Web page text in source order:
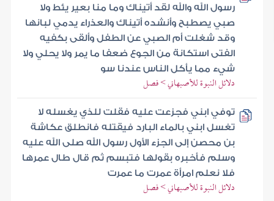
رسول الله والله لقد أتيناك وما منا بعير يئط ولا
صبي يصطبح وأنشده أتيناك والعذراء يدمي لبانها
وقد شغلت أم الصبي عن الطفل وألقى بكفيه
الفتى استكانة من الجوع ضعفا ما يمر ولا يحلي ولا
شيء مما يأكل الناس عندنا سو
دلائل النبوة للأصبهاني > فصل
توفي ابني فجزعت عليه فقلت للذي يغسله لا
تغسل ابني بالماء البارد فيقتله فانطلق عكاشة
بن محصن إلى الجزء الأول رسول الله صلى الله عليه
وسلم فأخبره بقولها فتبسم ثم قال طال عمرها
فلا نعلم امرأة عمرت ما عمرت
دلائل النبوة للأصبهاني > فصل